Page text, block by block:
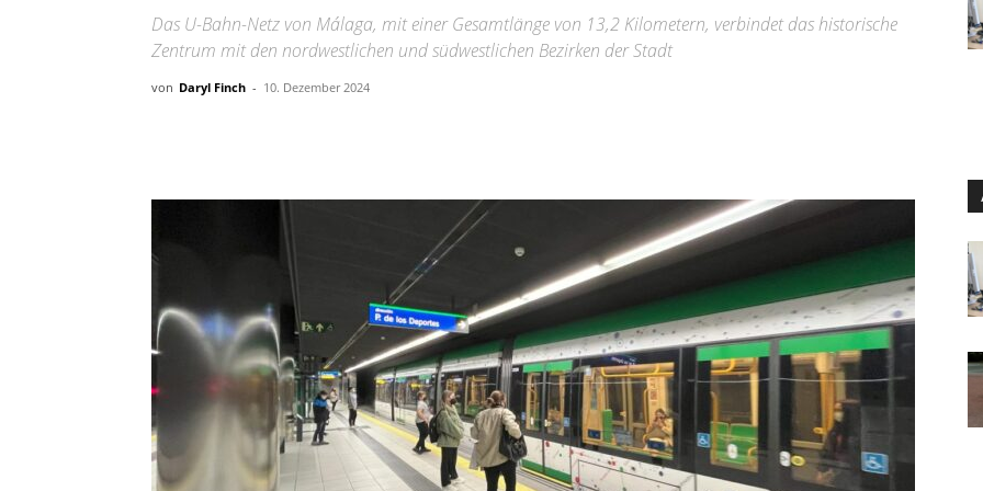
Das U-Bahn-Netz von Málaga, mit einer Gesamtlänge von 13,2 Kilometern, verbindet das historische
Zentrum mit den nordwestlichen und südwestlichen Bezirken der Stadt
von Daryl Finch - 10. Dezember 2024